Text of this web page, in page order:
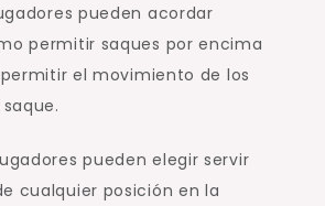
pueden acordar
permitir saques por encima
el movimiento de los
pueden elegir servir
cualquier posición en la